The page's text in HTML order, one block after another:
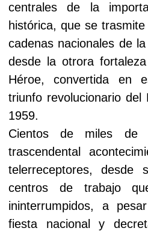
centrales de la
histórica, que se
cadenas nacionales de
desde la otrora
Héroe, convertida en
triunfo revolucionario
1959.
Cientos de miles de
trascendental
telerreceptores,
centros de trabajo
ininterrumpidos, a
fiesta nacional y